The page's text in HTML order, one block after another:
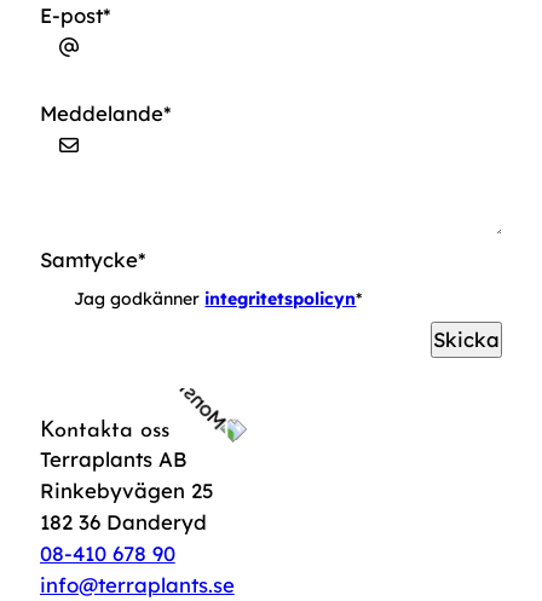
E-post*
Meddelande*
Samtycke*
Jag godkänner integritetspolicyn*
Skicka
Kontakta oss
Terraplants AB
Rinkebyvägen 25
182 36 Danderyd
08-410 678 90
info@terraplants.se